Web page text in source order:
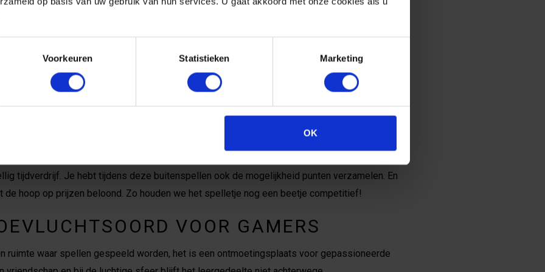
Voorkeuren Statistieken Marketing
OK
SPELENDERWIJS DE NATUUR IN
tussen binnen en buiten perfect te verenigen. Wanneer de gamers buiten te vinden zijn,
deelnemers dolenthousiast maakt.
GROEN
aan de beeldschermen en laten je deelnemen aan leuke spelen in de frisse lucht. Van
games die je op je tenen houden, hier is voor elk wat wils.
NATUUR
tijdverdrijf. Je hebt tijdens deze buitenspellen ook de mogelijkheid punten verzamelen. En
de hoop op prijzen beloond. Zo houden we het spelletje nog een beetje competitief!
VOOR GAMERS
ruimte waar spellen gespeeld worden, het is een ontmoetingsplaats voor gepassioneerde